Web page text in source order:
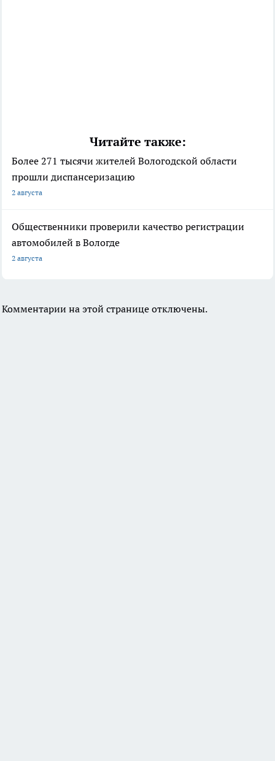
Читайте также:
Более 271 тысячи жителей Вологодской области
прошли диспансеризацию
2 августа
Общественники проверили качество регистрации
автомобилей в Вологде
2 августа
Комментарии на этой странице отключены.